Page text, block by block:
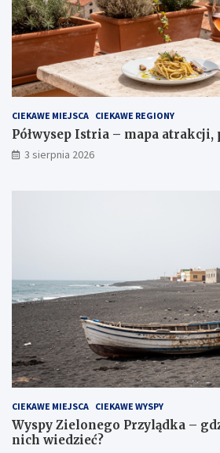
CIEKAWE MIEJSCA CIEKAWE REGIONY
Półwysep Istria – mapa atrakcji,
3 sierpnia 2026
CIEKAWE MIEJSCA CIEKAWE WYSPY
Wyspy Zielonego Przylądka –
nich wiedzieć?